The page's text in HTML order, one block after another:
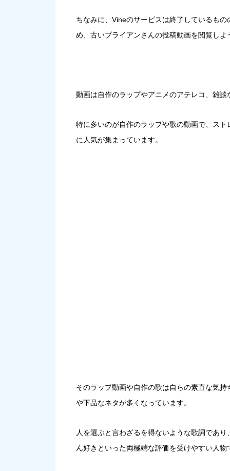
ちなみに、 Vineのサービスは終了しているも
め、古いブライアンさんの投稿動画を閲覧しよ
動画は自作のラップやアニメのアテレコ、雑
特に多いのが自作のラップや歌の動画で、ス
に人気が集まっています。
そのラップ動画や自作の歌は自らの素直な気
や下品なネタが多くなっています。
人を選ぶと言わざるを得ないような歌詞であ
ん好きといった両極端な評価を受けやすい人物